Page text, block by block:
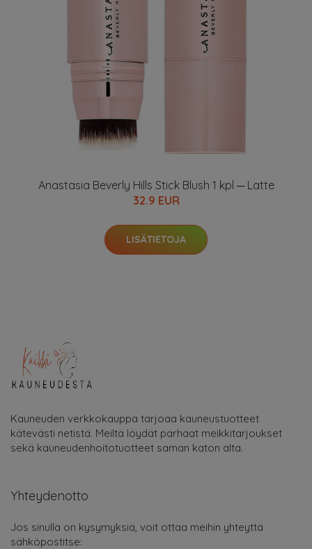
Anastasia Beverly Hills Stick Blush 1 kpl ─ Latte
32.9 EUR
LISÄTIETOJA
Kauneuden verkkokauppa tarjoaa kauneustuotteet
kätevästi netistä. Meiltä löydät parhaat meikkitarjoukset
sekä kauneudenhoitotuotteet saman katon alta.
Yhteydenotto
Jos sinulla on kysymyksiä, voit ottaa meihin yhteyttä
sähköpostitse: